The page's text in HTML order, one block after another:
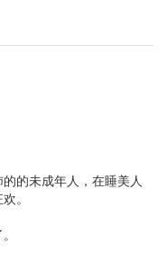
的未成年人，在睡美人
。